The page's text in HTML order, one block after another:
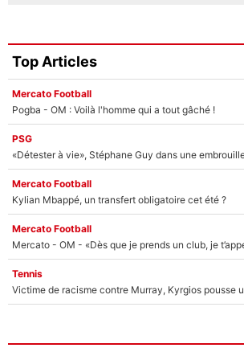
Top Articles
Mercato Football
Pogba - OM : Voilà l'homme qui a tout gâché !
PSG
«Détester à vie», Stéphane Guy dans une
Mercato Football
Kylian Mbappé, un transfert obligatoire cet été ?
Mercato Football
Tennis